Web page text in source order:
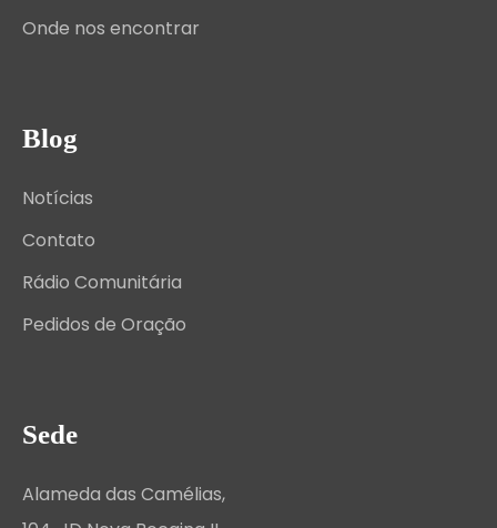
Onde nos encontrar
Blog
Notícias
Contato
Rádio Comunitária
Pedidos de Oração
Sede
Alameda das Camélias,